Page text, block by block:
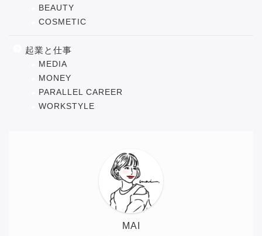
BEAUTY
COSMETIC
起業と仕事
MEDIA
MONEY
PARALLEL CAREER
WORKSTYLE
MAI